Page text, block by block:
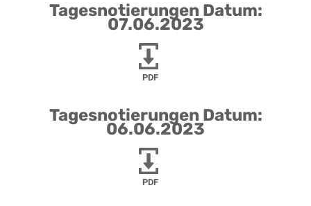
Tagesnotierungen Datum:
07.06.2023
PDF
Tagesnotierungen Datum:
06.06.2023
PDF